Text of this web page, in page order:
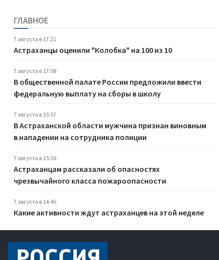
ГЛАВНОЕ
7 августа в 17:21
Астраханцы оценили "Колобка" на 100 из 10
7 августа в 17:08
В общественной палате России предложили ввести
федеральную выплату на сборы в школу
7 августа в 15:57
В Астраханской области мужчина признан виновным
в нападении на сотрудника полиции
7 августа в 15:36
Астраханцам рассказали об опасностях
чрезвычайного класса пожароопасности
7 августа в 14:46
Какие активности ждут астраханцев на этой неделе